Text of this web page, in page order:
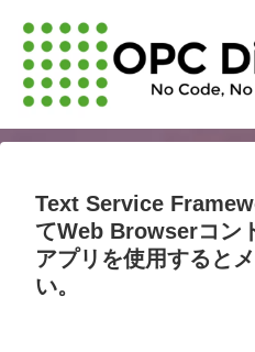
Text Service
てWeb Browserコン
アプリを使用すると
い。